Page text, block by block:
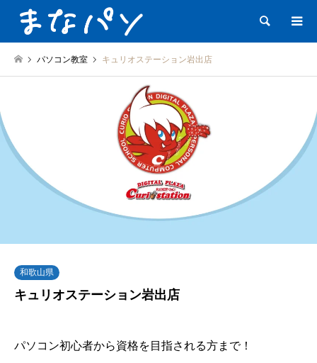
検索
パソコン教室 キュリオステーション岩出店
和歌山県
キュリオステーション岩出店
パソコン初心者から資格を目指される方まで！